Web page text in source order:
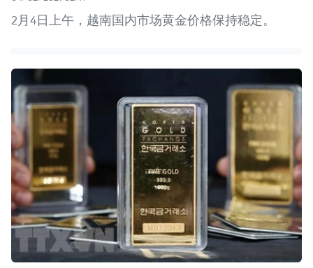
2月4日上午，越南国内市场黄金价格保持稳定。